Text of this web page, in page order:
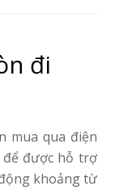
đi
mua qua điện
để được hỗ trợ
khoảng từ